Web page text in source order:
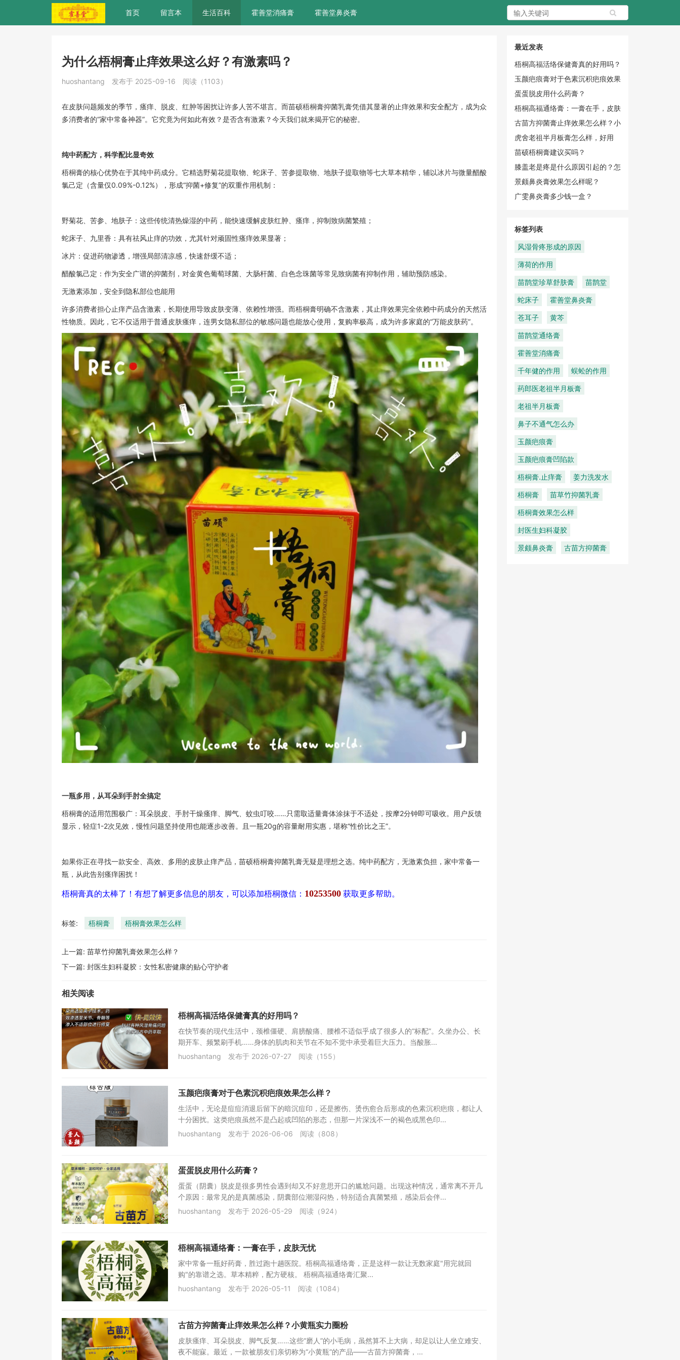
首页 留言本 生活百科 霍善堂消痛膏 霍善堂鼻炎膏
为什么梧桐膏止痒效果这么好？有激素吗？
huoshantang 发布于 2025-09-16 阅读（1103）
在皮肤问题频发的季节，瘙痒、脱皮、红肿等困扰让许多人苦不堪言。而苗硕梧桐膏抑菌乳膏凭借其显著的止痒效果和安全配方，成为众
多消费者的“家中常备神器”。它究竟为何如此有效？是否含有激素？今天我们就来揭开它的秘密。
纯中药配方，科学配比显奇效
梧桐膏的核心优势在于其纯中药成分。它精选野菊花提取物、蛇床子、苦参提取物、地肤子提取物等七大草本精华，辅以冰片与微量醋酸
氯己定（含量仅0.09%-0.12%），形成“抑菌+修复”的双重作用机制：
野菊花、苦参、地肤子：这些传统清热燥湿的中药，能快速缓解皮肤红肿、瘙痒，抑制致病菌繁殖；
蛇床子、九里香：具有祛风止痒的功效，尤其针对顽固性瘙痒效果显著；
冰片：促进药物渗透，增强局部清凉感，快速舒缓不适；
醋酸氯己定：作为安全广谱的抑菌剂，对金黄色葡萄球菌、大肠杆菌、白色念珠菌等常见致病菌有抑制作用，辅助预防感染。
无激素添加，安全到隐私部位也能用
许多消费者担心止痒产品含激素，长期使用导致皮肤变薄、依赖性增强。而梧桐膏明确不含激素，其止痒效果完全依赖中药成分的天然活
性物质。因此，它不仅适用于普通皮肤瘙痒，连男女隐私部位的敏感问题也能放心使用，复购率极高，成为许多家庭的“万能皮肤药”。
一瓶多用，从耳朵到手肘全搞定
梧桐膏的适用范围极广：耳朵脱皮、手肘干燥瘙痒、脚气、蚊虫叮咬……只需取适量膏体涂抹于不适处，按摩2分钟即可吸收。用户反馈
显示，轻症1-2次见效，慢性问题坚持使用也能逐步改善。且一瓶20g的容量耐用实惠，堪称“性价比之王”。
如果你正在寻找一款安全、高效、多用的皮肤止痒产品，苗硕梧桐膏抑菌乳膏无疑是理想之选。纯中药配方，无激素负担，家中常备一
瓶，从此告别瘙痒困扰！
梧桐膏真的太棒了！有想了解更多信息的朋友，可以添加梧桐微信： 10253500 获取更多帮助。
标签: 梧桐膏 梧桐膏效果怎么样
上一篇: 苗草竹抑菌乳膏效果怎么样？
下一篇: 封医生妇科凝胶：女性私密健康的贴心守护者
相关阅读
梧桐高福活络保健膏真的好用吗？
在快节奏的现代生活中，颈椎僵硬、肩膀酸痛、腰椎不适似乎成了很多人的“标配”。久坐办公、长
期开车、频繁刷手机……身体的肌肉和关节在不知不觉中承受着巨大压力。当酸胀...
huoshantang
发布于 2026-07-27 阅读（155）
玉颜疤痕膏对于色素沉积疤痕效果怎么样？
生活中，无论是痘痘消退后留下的暗沉痘印，还是擦伤、烫伤愈合后形成的色素沉积疤痕，都让人
十分困扰。这类疤痕虽然不是凸起或凹陷的形态，但那一片深浅不一的褐色或黑色印...
huoshantang
发布于 2026-06-06 阅读（808）
蛋蛋脱皮用什么药膏？
蛋蛋（阴囊）脱皮是很多男性会遇到却又不好意思开口的尴尬问题。出现这种情况，通常离不开几
个原因：最常见的是真菌感染，阴囊部位潮湿闷热，特别适合真菌繁殖，感染后会伴...
huoshantang
发布于 2026-05-29 阅读（924）
梧桐高福通络膏：一膏在手，皮肤无忧
家中常备一瓶好药膏，胜过跑十趟医院。梧桐高福通络膏，正是这样一款让无数家庭"用完就回
购"的靠谱之选。草本精粹，配方硬核。 梧桐高福通络膏汇聚...
huoshantang
发布于 2026-05-11 阅读（1084）
古苗方抑菌膏止痒效果怎么样？小黄瓶实力圈粉
皮肤瘙痒、耳朵脱皮、脚气反复……这些“磨人”的小毛病，虽然算不上大病，却足以让人坐立难安、
夜不能寐。最近，一款被朋友们亲切称为“小黄瓶”的产品——古苗方抑菌膏，...
最近发表
梧桐高福活络保健膏真的好用吗？
玉颜疤痕膏对于色素沉积疤痕效果
怎么样？
蛋蛋脱皮用什么药膏？
梧桐高福通络膏：一膏在手，皮肤
无忧
古苗方抑菌膏止痒效果怎么样？小
黄瓶实力圈粉
虎舍老祖半月板膏怎么样，好用
吗？
苗硕梧桐膏建议买吗？
膝盖老是疼是什么原因引起的？怎
么办？
景颇鼻炎膏效果怎么样呢？
广雯鼻炎膏多少钱一盒？
标签列表
风湿骨疼形成的原因
薄荷的作用
苗鹊堂珍草舒肤膏 苗鹊堂
蛇床子 霍善堂鼻炎膏
苍耳子 黄芩
苗鹊堂通络膏
霍善堂消痛膏
千年健的作用 蜈蚣的作用
药郎医老祖半月板膏
老祖半月板膏
鼻子不通气怎么办
玉颜疤痕膏
玉颜疤痕膏凹陷款
梧桐膏.止痒膏 姜力洗发水
梧桐膏 苗草竹抑菌乳膏
梧桐膏效果怎么样
封医生妇科凝胶
景颇鼻炎膏 古苗方抑菌膏